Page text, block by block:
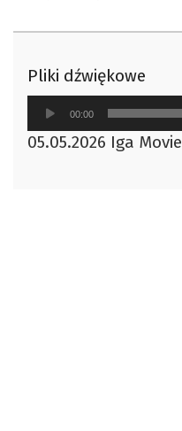
Pliki dźwiękowe
Odtwarzacz
plików
dźwiękowych
00:00
05.05.2026 Iga Movie